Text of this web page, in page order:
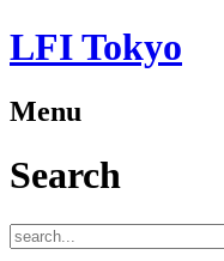
LFI Tokyo
Menu
Search